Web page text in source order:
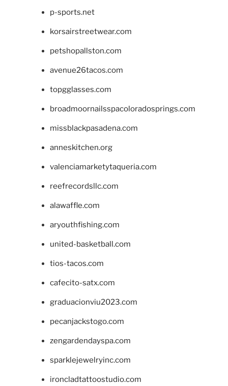
p-sports.net
korsairstreetwear.com
petshopallston.com
avenue26tacos.com
topgglasses.com
broadmoornailsspacoloradosprings.com
missblackpasadena.com
anneskitchen.org
valenciamarketytaqueria.com
reefrecordsllc.com
alawaffle.com
aryouthfishing.com
united-basketball.com
tios-tacos.com
cafecito-satx.com
graduacionviu2023.com
pecanjackstogo.com
zengardendayspa.com
sparklejewelryinc.com
ironcladtattoostudio.com